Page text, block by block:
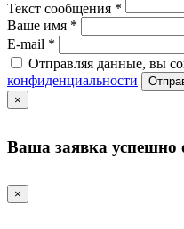
Текст сообщения *
Ваше имя *
E-mail *
Отправляя данные, вы
конфиденциальности
×
Ваша заявка успешно
×